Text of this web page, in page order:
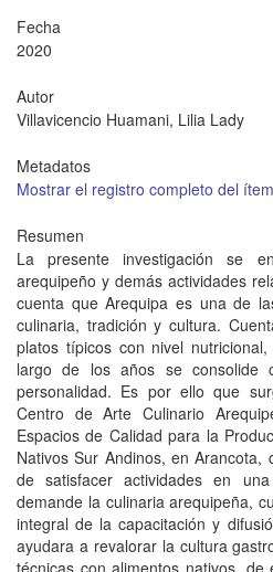
Fecha
2020
Autor
Villavicencio Huamani, Lilia Lady
Metadatos
Mostrar el registro completo del ítem
Resumen
La presente investigación se
arequipeño y demás actividades
cuenta que Arequipa es una de
culinaria, tradición y cultura.
platos típicos con nivel
largo de los años se consolide
personalidad. Es por ello que
Centro de Arte Culinario
Espacios de Calidad para la
Nativos Sur Andinos, en Arancota,
de satisfacer actividades en
demande la culinaria arequipeña,
integral de la capacitación y
ayudara a revalorar la cultura